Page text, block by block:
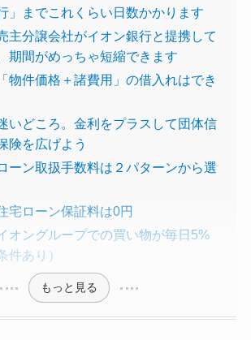
」までこれくらい日数かかります
主分譲会社がイオン銀行と提携して
期間がめっちゃ短縮できます
物件価格＋諸費用」の借入れはでき
いどころ。金利をプラスして団体信
険を広げよう
ーン取扱手数料は２パターンから選
宅ローン保証料は0円
オングループでの買い物が毎日5%
件あり）
もっと見る